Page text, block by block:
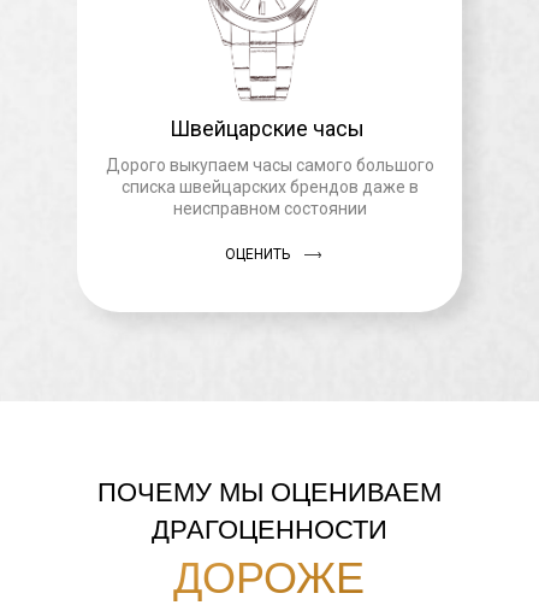
Швейцарские часы
Дорого выкупаем часы самого большого
списка швейцарских брендов даже в
неисправном состоянии
ОЦЕНИТЬ
ДОРОЖЕ
ПОЧЕМУ МЫ ОЦЕНИВАЕМ
ДРАГОЦЕННОСТИ